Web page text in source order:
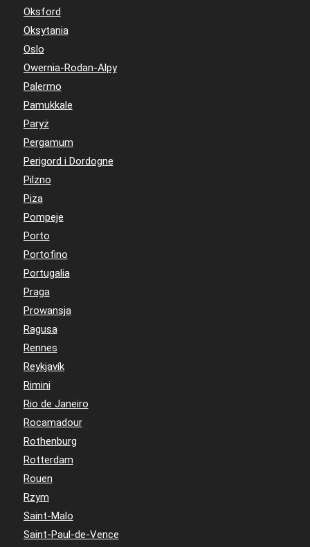
Oksford
Oksytania
Oslo
Owernia-Rodan-Alpy
Palermo
Pamukkale
Paryż
Pergamum
Perigord i Dordogne
Pilzno
Piza
Pompeje
Porto
Portofino
Portugalia
Praga
Prowansja
Ragusa
Rennes
Reykjavík
Rimini
Rio de Janeiro
Rocamadour
Rothenburg
Rotterdam
Rouen
Rzym
Saint-Malo
Saint-Paul-de-Vence